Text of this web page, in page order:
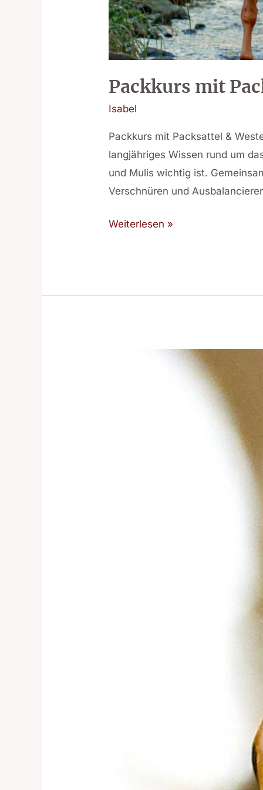
Packkurs mit
Isabel
Packkurs mit Packsattel &
langjähriges Wissen rund um
und Mulis wichtig ist.
Verschnüren und
Weiterlesen »